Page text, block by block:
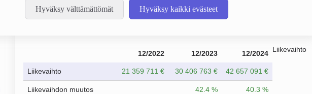
Hyväksy välttämättömät Hyväksy kaikki evästeet
12/2022 12/2023 12/2024
Liikevaihto 21 359 711 € 30 406 763 € 42 657 091 €
Liikevaihdon muutos 42.4 % 40.3 %
Liikevaihto